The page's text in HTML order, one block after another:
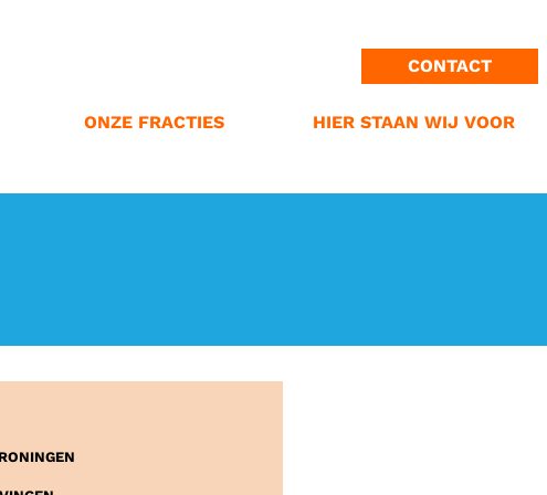
CONTACT
VAN ONS LOGO
ONZE FRACTIES
GEMEENTE GRONINGEN
HIER STAAN WIJ VOOR
PROVINCIALE STATEN
STANDPUNTEN